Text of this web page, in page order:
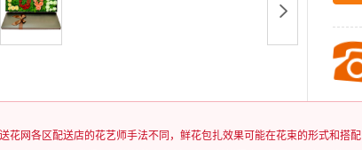
花网各区配送店的花艺师手法不同，鲜花包扎效果可能在花束的形式和搭配